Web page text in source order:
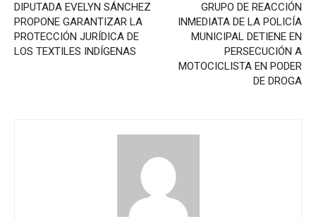
DIPUTADA EVELYN SÁNCHEZ
PROPONE GARANTIZAR LA
PROTECCIÓN JURÍDICA DE
LOS TEXTILES INDÍGENAS
GRUPO DE REACCIÓN
INMEDIATA DE LA POLICÍA
MUNICIPAL DETIENE EN
PERSECUCIÓN A
MOTOCICLISTA EN PODER
DE DROGA